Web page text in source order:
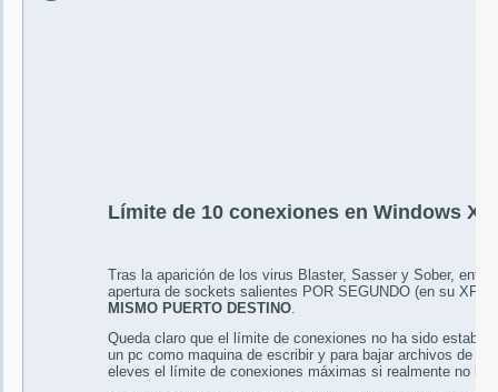
Límite de 10 conexiones en Windows
Tras la aparición de los virus Blaster, Sasser y Sober,
apertura de sockets salientes POR SEGUNDO (en su
MISMO PUERTO DESTINO.
Queda claro que el límite de conexiones no ha sido
un pc como maquina de escribir y para bajar archivos de
eleves el límite de conexiones máximas si realmente no lo